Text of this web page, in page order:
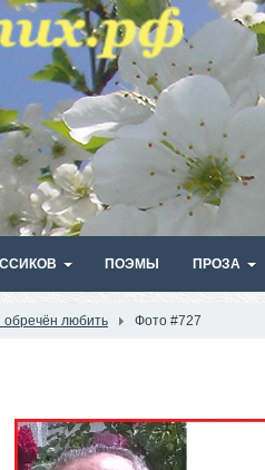
ПОЭМЫ ПРОЗА
обречён любить Фото #727